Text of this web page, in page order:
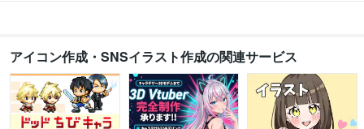
アイコン作成・SNSイラスト作成の関連サービス